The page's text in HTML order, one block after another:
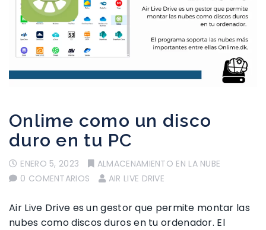
Onlime como un disco
duro en tu PC
ENERO 5, 2023
ALMACENAMIENTO EN LA NUBE
0 COMENTARIOS
AIR LIVE DRIVE
Air Live Drive es un gestor que permite montar las
nubes como discos duros en tu ordenador. El